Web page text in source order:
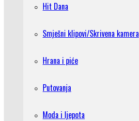
Hit Dana
Smješni klipovi/Skrivena kamera
Hrana i piće
Putovanja
Moda i ljepota